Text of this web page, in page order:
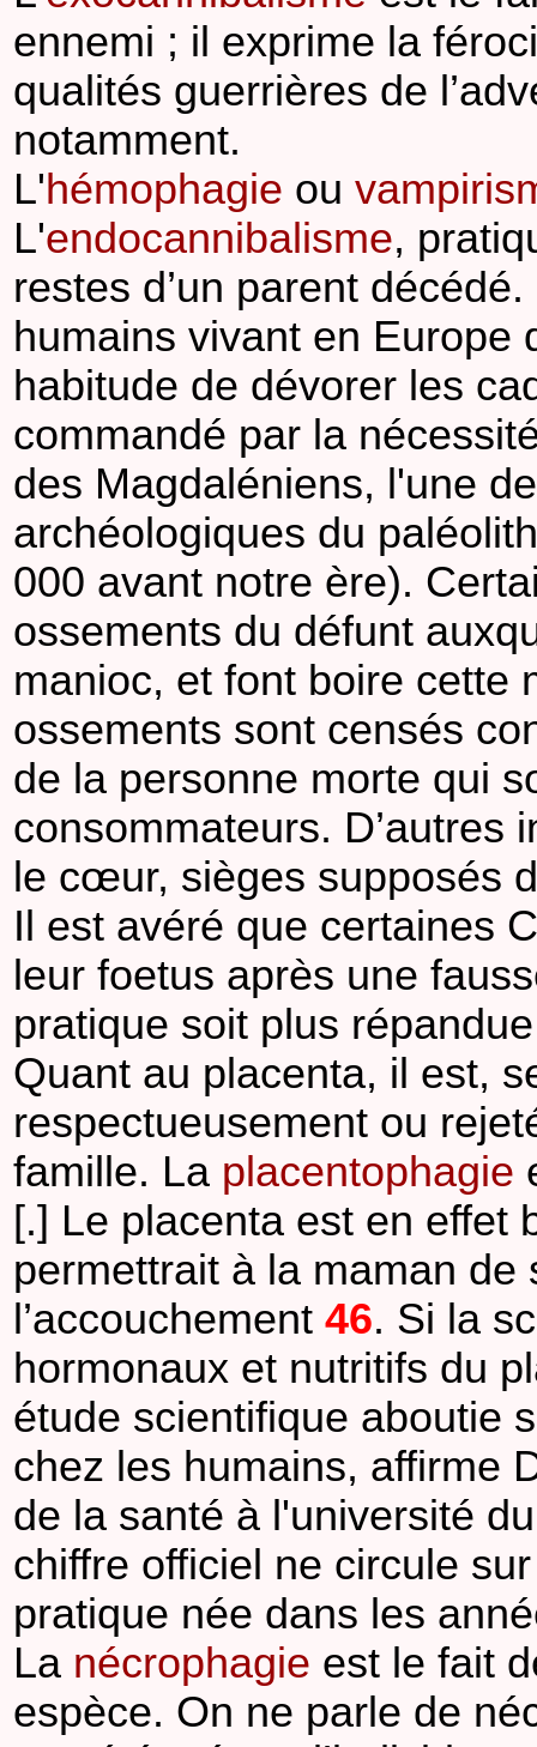
ennemi ; il exprime la
qualités guerrières de
notamment.
L'hémophagie ou
L'endocannibalisme,
restes d’un parent
humains vivant en Europe
habitude de dévorer les
commandé par la
des Magdaléniens, l'une
archéologiques du
000 avant notre ère).
ossements du défunt
manioc, et font boire cette
ossements sont censés
de la personne morte qui
consommateurs. D’autres
le cœur, sièges supposés
Il est avéré que certaines
leur foetus après une
pratique soit plus
Quant au placenta, il est,
respectueusement ou
famille. La placentophagie
[.] Le placenta est en effet
permettrait à la maman
l’accouchement 46. Si la
hormonaux et nutritifs du
étude scientifique aboutie
chez les humains, affirme
de la santé à l'université
chiffre officiel ne circule
pratique née dans les
La nécrophagie est le fait
espèce. On ne parle de